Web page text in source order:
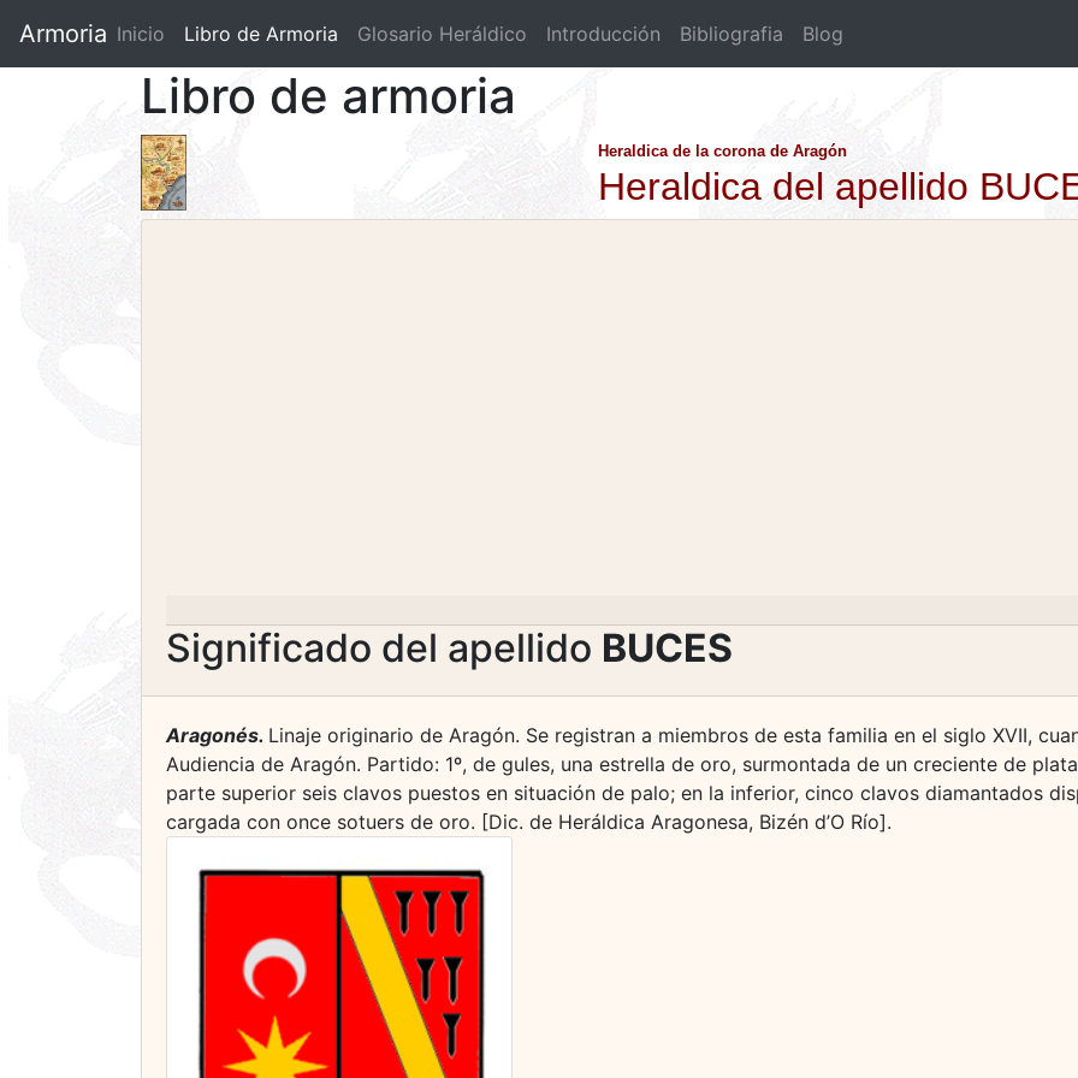
Armoria Inicio Libro de Armoria (current)
Glosario Heráldico Introducción Bibliografia Blog
Libro de armoria
Heraldica de la corona de Aragón
Heraldica del apellido
Significado del apellido BUCES
Aragonés. Linaje originario de Aragón. Se registran a miembros de esta familia en el siglo XVII,
Audiencia de Aragón. Partido: 1º, de gules, una estrella de oro, surmontada de un creciente de
parte superior seis clavos puestos en situación de palo; en la inferior, cinco clavos diamantados
cargada con once sotuers de oro. [Dic. de Heráldica Aragonesa, Bizén d’O Río].